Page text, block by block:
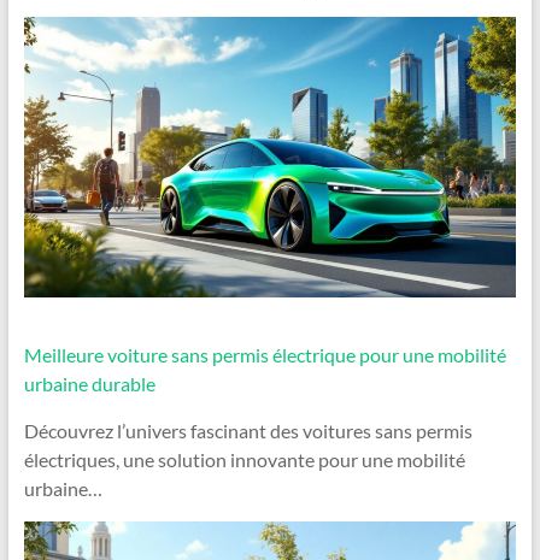
Meilleure voiture sans permis électrique pour une mobilité
urbaine durable
Découvrez l’univers fascinant des voitures sans permis
électriques, une solution innovante pour une mobilité
urbaine…